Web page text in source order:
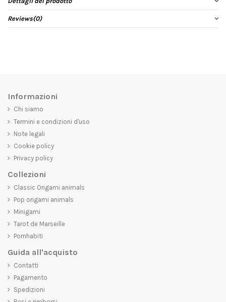
Reviews(0)
Informazioni
Chi siamo
Termini e condizioni d'uso
Note legali
Cookie policy
Privacy policy
Collezioni
Classic Origami animals
Pop origami animals
Minigami
Tarot de Marseille
Pornhabiti
Guida all'acquisto
Contatti
Pagamento
Spedizioni